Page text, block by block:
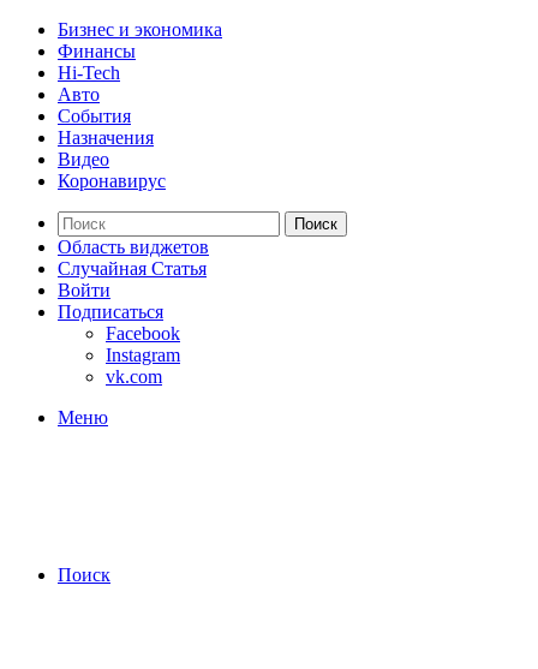
Бизнес и экономика
Финансы
Hi-Tech
Авто
События
Назначения
Видео
Коронавирус
Поиск
Область виджетов
Случайная Статья
Войти
Подписаться
Facebook
Instagram
vk.com
Меню
Поиск